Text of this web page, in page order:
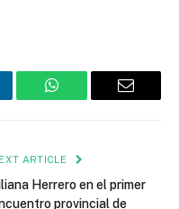
WhatsApp Email
ARTICLE
Herrero en el primer
provincial de